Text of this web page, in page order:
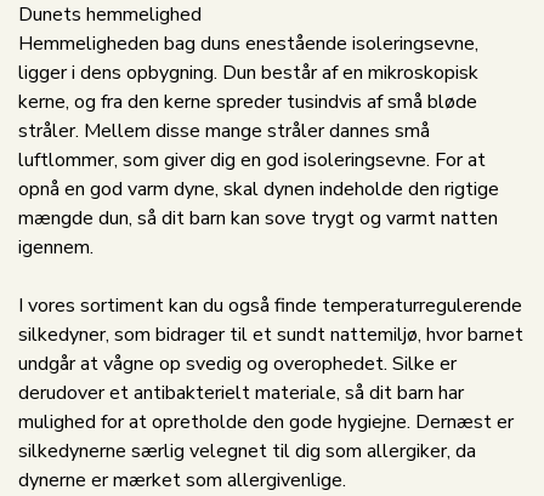
Dunets hemmelighed
Hemmeligheden bag duns enestående isoleringsevne,
ligger i dens opbygning. Dun består af en mikroskopisk
kerne, og fra den kerne spreder tusindvis af små bløde
stråler. Mellem disse mange stråler dannes små
luftlommer, som giver dig en god isoleringsevne. For at
opnå en god varm dyne, skal dynen indeholde den rigtige
mængde dun, så dit barn kan sove trygt og varmt natten
igennem.
I vores sortiment kan du også finde temperaturregulerende
silkedyner, som bidrager til et sundt nattemiljø, hvor barnet
undgår at vågne op svedig og overophedet. Silke er
derudover et antibakterielt materiale, så dit barn har
mulighed for at opretholde den gode hygiejne. Dernæst er
silkedynerne særlig velegnet til dig som allergiker, da
dynerne er mærket som allergivenlige.